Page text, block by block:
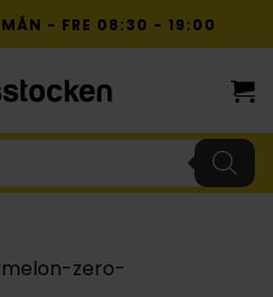
MÅN - FRE 08:30 - 19:00